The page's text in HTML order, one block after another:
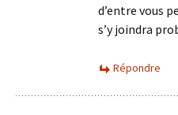
d’entre vous
s’y joindra
Répondre